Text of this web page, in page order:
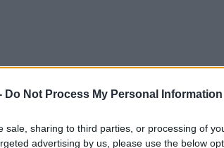
Do Not Process My Personal Information
sale, sharing to third parties, or processing of
advertising by us, please use the below